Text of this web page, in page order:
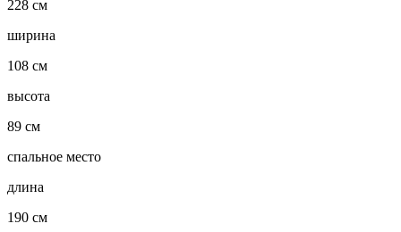
228 см
ширина
108 см
высота
89 см
спальное место
длина
190 см